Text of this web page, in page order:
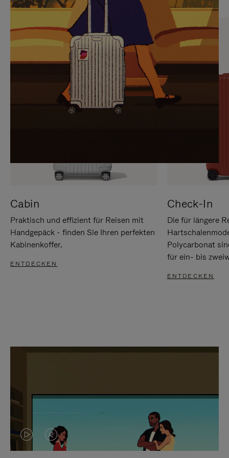
SIE,
UM
ANZUHALTEN
AUFHEBEN
DER
STUMMSCHALTUNG
Cabin
Praktisch und effizient für Reisen mit
Handgepäck - finden Sie Ihren perfekten
Kabinenkoffer.
ENTDECKEN
Check-In
Die für längere
Polycarbonat
für ein- bis
ENTDECKEN
DASVIDEO